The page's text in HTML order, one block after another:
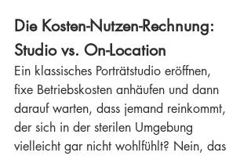
Die Kosten-Nutzen-Rechnung:
Studio vs. On-Location
Ein klassisches Porträtstudio eröffnen,
fixe Betriebskosten anhäufen und dann
darauf warten, dass jemand reinkommt,
der sich in der sterilen Umgebung
vielleicht gar nicht wohlfühlt? Nein, das